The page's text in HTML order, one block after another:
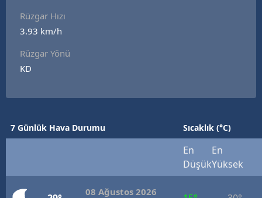
Rüzgar Hızı
3.93 km/h
Rüzgar Yönü
KD
7 Günlük Hava Durumu Sıcaklık (°C)
En
Düşük
En
Yüksek
08 Ağustos 2026